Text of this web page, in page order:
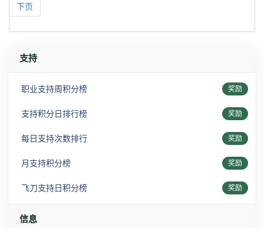
下页
支持
职业支持周积分榜 奖励
支持积分日排行榜 奖励
每日支持次数排行 奖励
月支持积分榜 奖励
飞刀支持日积分榜 奖励
信息